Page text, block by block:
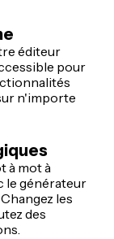
éditeur
pour
n'importe
à mot à
le générateur
les
des